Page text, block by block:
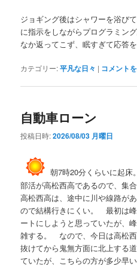
ジョギング後はシャワーを浴び
に指示をしながらプログラミン
なか返ってこず、眠すぎて応答
カテゴリー:平凡な日々 | コメント
自動車ローン
投稿日時:2026/08/03 月曜日
朝7時20分くらいに起
部活が高松西高であるので、集
高松西高は、途中に川や線路が
ので結構行きにくい。 最初は
ートにしようと思っていたが、
雑する。 なので、今日は高松
抜けてから鬼無方面に北上する
ていたが、こちらの方が多少早